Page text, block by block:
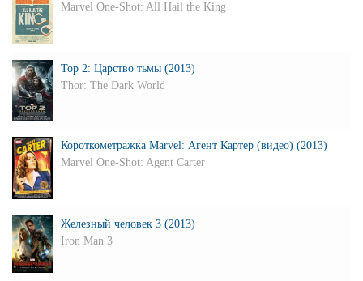
Marvel One-Shot: All Hail the King
Тор 2: Царство тьмы (2013)
Thor: The Dark World
Короткометражка Marvel: Агент Картер (видео) (2013)
Marvel One-Shot: Agent Carter
Железный человек 3 (2013)
Iron Man 3